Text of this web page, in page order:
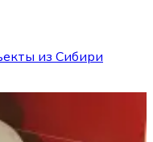
из Сибири